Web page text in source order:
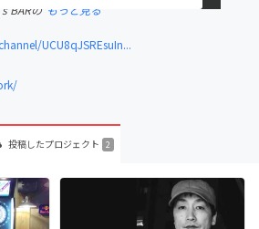
BARの もっと見る
UCU8qJSREsuIn...
投稿したプロジェクト 2